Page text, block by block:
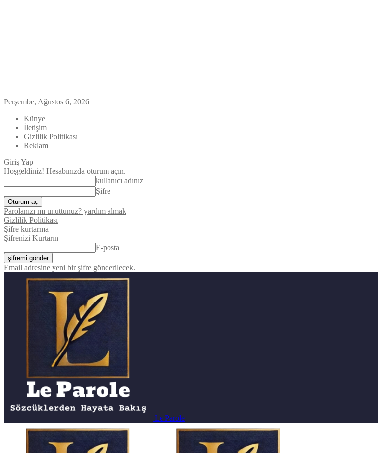
Perşembe, Ağustos 6, 2026
Künye
İletişim
Gizlilik Politikası
Reklam
Giriş Yap
Hoşgeldiniz! Hesabınızda oturum açın.
kullanıcı adınız
Şifre
Parolanızı mı unuttunuz? yardım almak
Gizlilik Politikası
Şifre kurtarma
Şifrenizi Kurtarın
E-posta
Email adresine yeni bir şifre gönderilecek.
Le Parole